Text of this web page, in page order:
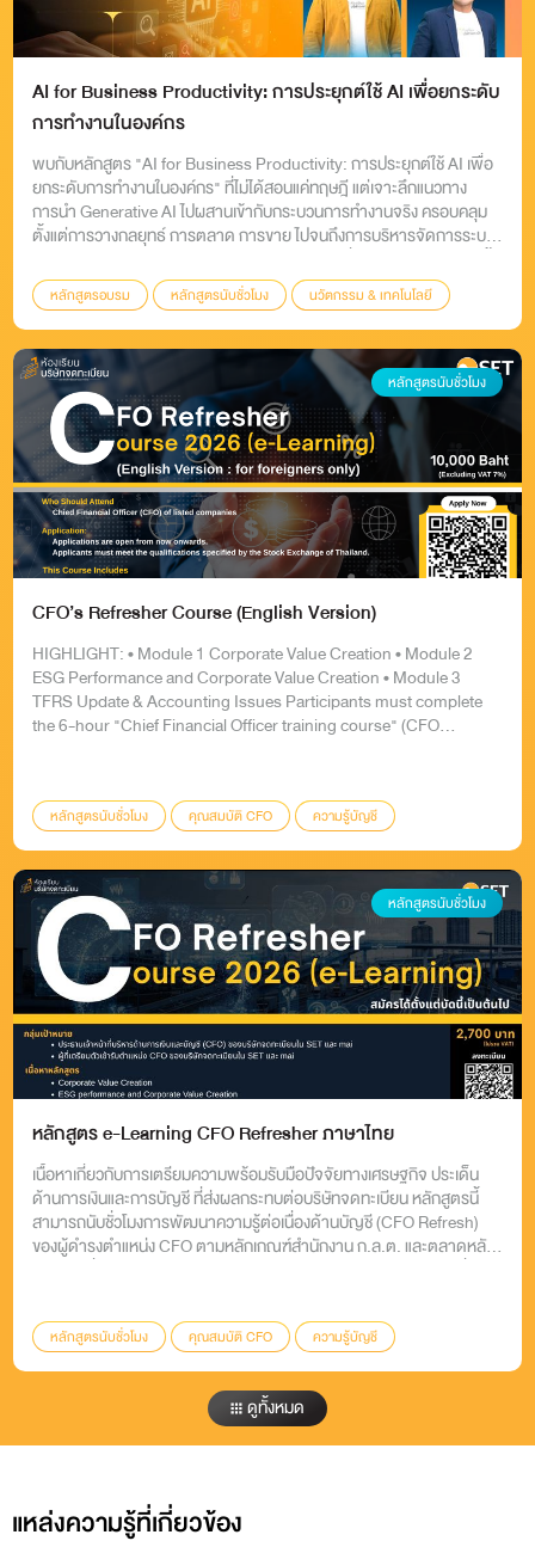
AI for Business Productivity: การประยุกต์ใช้ AI เพื่อยกระดับ
การทำงานในองค์กร
พบกับหลักสูตร "AI for Business Productivity: การประยุกต์ใช้ AI เพื่อ
ยกระดับการทำงานในองค์กร" ที่ไม่ได้สอนแค่ทฤษฎี แต่เจาะลึกแนวทาง
การนำ Generative AI ไปผสานเข้ากับกระบวนการทำงานจริง ครอบคลุม
ตั้งแต่การวางกลยุทธ์ การตลาด การขาย ไปจนถึงการบริหารจัดการระบบ
ซ้อน และสร้างผลลัพธ์ที่แม่นยำกว่าเดิม
หลักสูตรอบรม หลักสูตรนับชั่วโมง
นวัตกรรม & เทคโนโลยี
DSD
AI Adoption AI
หลักสูตรนับชั่วโมง
CFO’s Refresher Course (English Version)
HIGHLIGHT: • Module 1 Corporate Value Creation • Module 2
ESG Performance and Corporate Value Creation • Module 3
TFRS Update & Accounting Issues Participants must complete
the 6-hour "Chief Financial Officer training course" (CFO
10,000 THB (Exclude VAT)
หลักสูตรนับชั่วโมง คุณสมบัติ CFO
ความรู้บัญชี
ความรู้การเงิน
CFO Refresh
หลักสูตรนับชั่วโมง
หลักสูตร e-Learning CFO Refresher ภาษาไทย
เนื้อหาเกี่ยวกับการเตรียมความพร้อมรับมือปัจจัยทางเศรษฐกิจ ประเด็น
ด้านการเงินและการบัญชี ที่ส่งผลกระทบต่อบริษัทจดทะเบียน หลักสูตรนี้
สามารถนับชั่วโมงการพัฒนาความรู้ต่อเนื่องด้านบัญชี (CFO Refresh)
ของผู้ดำรงตำแหน่ง CFO ตามหลักเกณฑ์สำนักงาน ก.ล.ต. และตลาดหลัก
หลักสูตรนับชั่วโมง คุณสมบัติ CFO
ความรู้บัญชี
ความรู้การเงิน
CFO Refresh
ดูทั้งหมด
แหล่งความรู้ที่เกี่ยวข้อง